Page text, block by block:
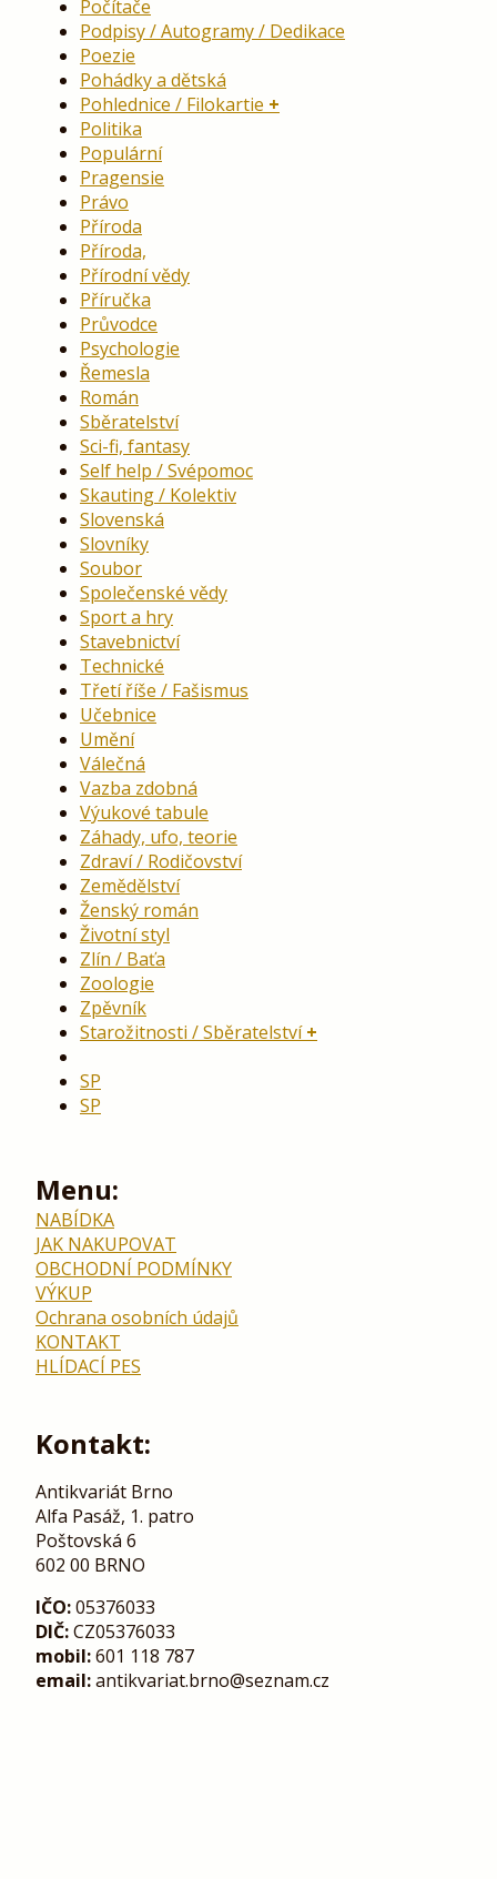
Počítače
Podpisy / Autogramy / Dedikace
Poezie
Pohádky a dětská
Pohlednice / Filokartie
Politika
Populární
Pragensie
Právo
Příroda
Příroda,
Přírodní vědy
Příručka
Průvodce
Psychologie
Řemesla
Román
Sběratelství
Sci-fi, fantasy
Self help / Svépomoc
Skauting / Kolektiv
Slovenská
Slovníky
Soubor
Společenské vědy
Sport a hry
Stavebnictví
Technické
Třetí říše / Fašismus
Učebnice
Umění
Válečná
Vazba zdobná
Výukové tabule
Záhady, ufo, teorie
Zdraví / Rodičovství
Zemědělství
Ženský román
Životní styl
Zlín / Baťa
Zoologie
Zpěvník
Starožitnosti / Sběratelství
SP
SP
Menu:
NABÍDKA
JAK NAKUPOVAT
OBCHODNÍ PODMÍNKY
VÝKUP
Ochrana osobních údajů
KONTAKT
HLÍDACÍ PES
Kontakt:
Antikvariát Brno
Alfa Pasáž, 1. patro
Poštovská 6
602 00 BRNO
IČO:05376033
DIČ:CZ05376033
mobil:601 118 787
email:antikvariat.brno@seznam.cz